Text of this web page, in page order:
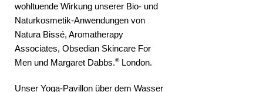
wohltuende Wirkung unserer Bio- und
Naturkosmetik-Anwendungen von
Natura Bissé, Aromatherapy
Associates, Obsedian Skincare For
Men und Margaret Dabbs.®London.
Unser Yoga-Pavillon über dem Wasser